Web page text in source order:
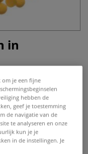
in
vanaf€ 2,20
21% BTW (cq. 9% BTW),
om je een fijne
hebben de
geef je toestemming
de navigatie van de
te analyseren en onze
kun je je
in de instellingen. Je